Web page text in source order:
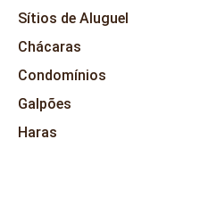
Sítios de Aluguel
Chácaras
Condomínios
Galpões
Haras